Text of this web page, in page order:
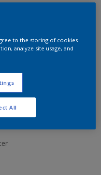
peinture
d’achats
magasin
to the storing of cookies
analyze site usage, and
All